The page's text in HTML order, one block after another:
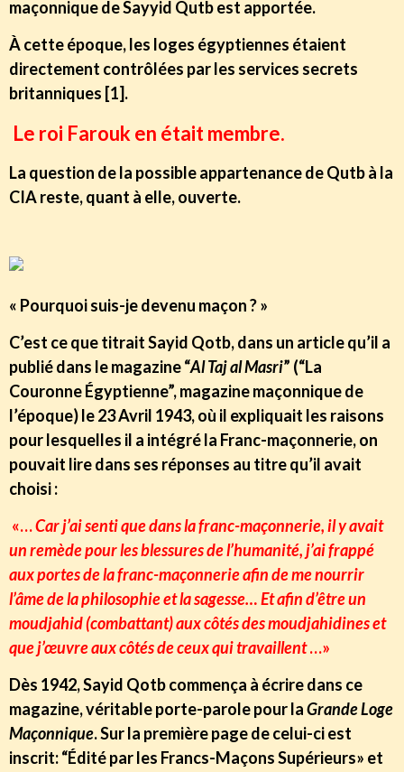
maçonnique de Sayyid Qutb est apportée.
À cette époque, les loges égyptiennes étaient
directement contrôlées par les services secrets
britanniques [1].
Le roi Farouk en était membre.
La question de la possible appartenance de Qutb à la
CIA reste, quant à elle, ouverte.
« Pourquoi suis-je devenu maçon ? »
C’est ce que titrait Sayid Qotb, dans un article qu’il a
publié dans le magazine “Al Taj al Masri” (“La
Couronne Égyptienne”, magazine maçonnique de
l’époque) le 23 Avril 1943, où il expliquait les raisons
pour lesquelles il a intégré la Franc-maçonnerie, on
pouvait lire dans ses réponses au titre qu’il avait
choisi :
«…Car j’ai senti que dans la franc-maçonnerie, il y avait
un remède pour les blessures de l’humanité, j’ai frappé
aux portes de la franc-maçonnerie afin de me nourrir
l’âme de la philosophie et la sagesse… Et afin d’être un
moudjahid (combattant) aux côtés des moudjahidines et
que j’œuvre aux côtés de ceux qui travaillent…»
Dès 1942, Sayid Qotb commença à écrire dans ce
magazine, véritable porte-parole pour laGrande Loge
Maçonnique. Sur la première page de celui-ci est
inscrit: “Édité par les Francs-Maçons Supérieurs» et